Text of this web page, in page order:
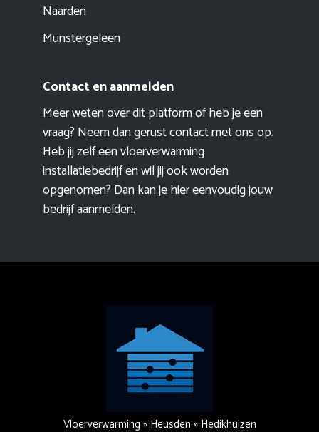
Naarden
Munstergeleen
Contact en aanmelden
Meer weten over dit platform of heb je een
vraag? Neem dan gerust contact met ons op.
Heb jij zelf een vloerverwarming
installatiebedrijf en wil jij ook worden
opgenomen? Dan kan je hier eenvoudigjouw
bedrijf aanmelden.
Vloerverwarming » Heusden » Hedikhuizen